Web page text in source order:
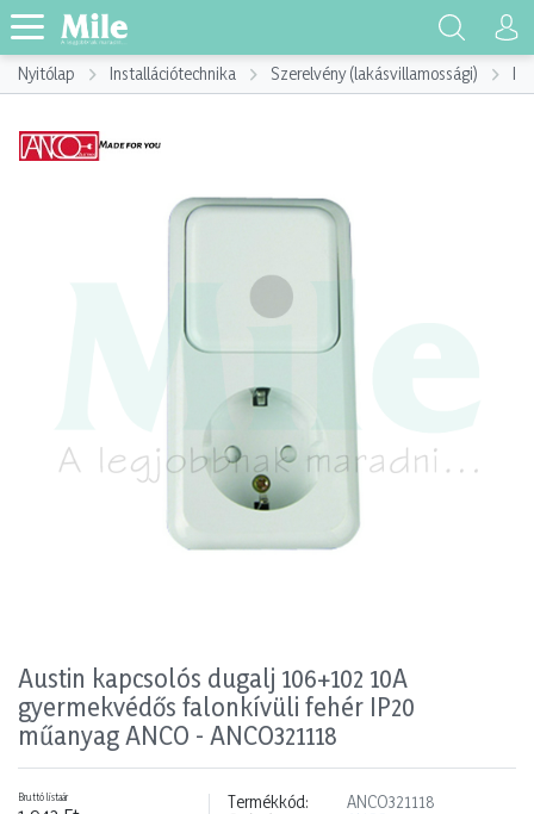
Nyitólap Installációtechnika Szerelvény (lakásvillamossági)
Austin kapcsolós dugalj 106+102 10A
gyermekvédős falonkívüli fehér IP20
műanyag ANCO - ANCO321118
Bruttó listaár Termékkód:
ANCO321118